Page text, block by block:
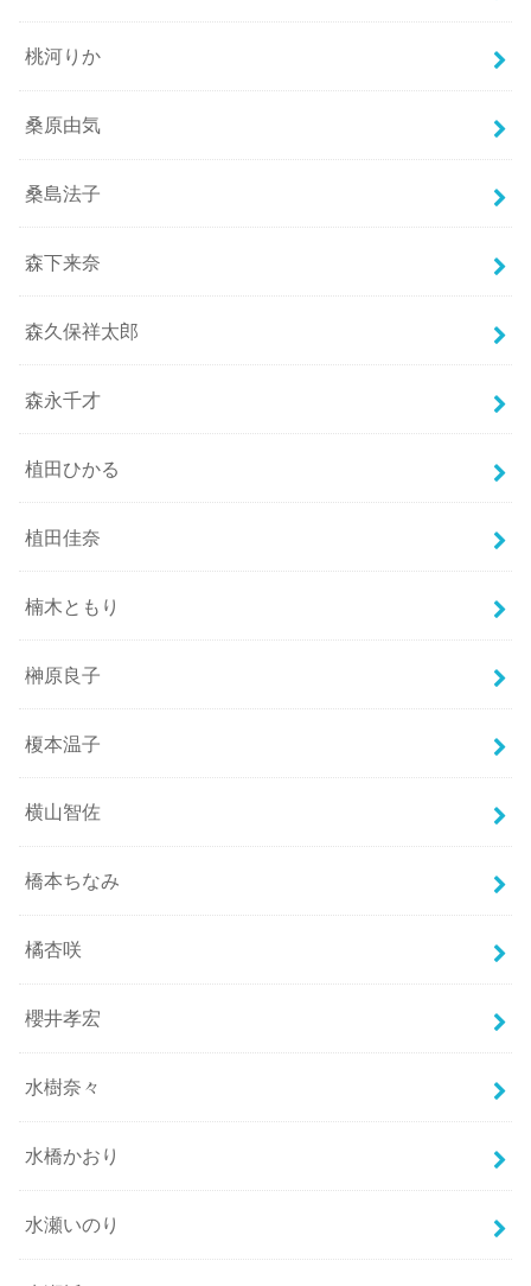
桃河りか
桑原由気
桑島法子
森下来奈
森久保祥太郎
森永千才
植田ひかる
植田佳奈
楠木ともり
榊原良子
榎本温子
横山智佐
橋本ちなみ
橘杏咲
櫻井孝宏
水樹奈々
水橋かおり
水瀬いのり